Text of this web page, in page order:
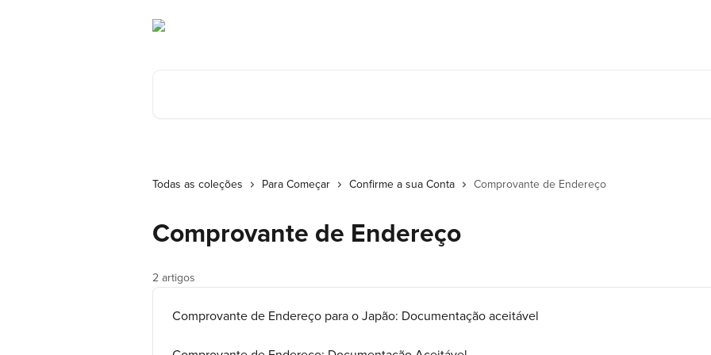
Todas as coleções Para Começar Confirme a sua Conta Comprovante de Endereço
Comprovante de Endereço
2 artigos
Comprovante de Endereço para o Japão: Documentação aceitável